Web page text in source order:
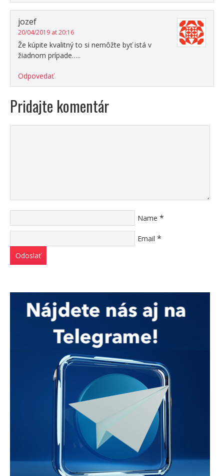
jozef
20/04/2019 at 20:16
Že kúpite kvalitný to si nemôžte byť istá v
žiadnom prípade…..
Odpovedať
Pridajte komentár
Name *
Email *